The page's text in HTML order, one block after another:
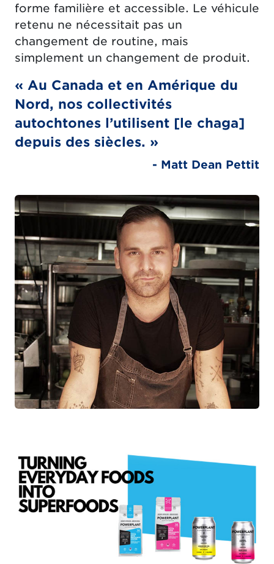
forme familière et accessible. Le véhicule
retenu ne nécessitait pas un
changement de routine, mais
simplement un changement de produit.
« Au Canada et en Amérique du
Nord, nos collectivités
autochtones l’utilisent [le chaga]
depuis des siècles. »
- Matt Dean Pettit